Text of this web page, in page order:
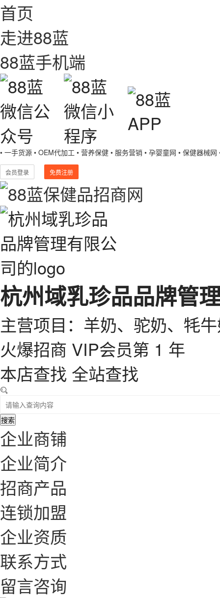
首页
走进88蓝
88蓝手机端
• 一手货源 • OEM代加工 • 营养保健 • 服务营销 • 孕婴童网 • 保健器械网
会员登录 免费注册
杭州域乳珍品品牌管
主营项目：羊奶、驼奶、牦
火爆招商 VIP会员第 1 年
本店查找 全站查找
搜索
企业商铺
企业简介
招商产品
连锁加盟
企业资质
联系方式
留言咨询